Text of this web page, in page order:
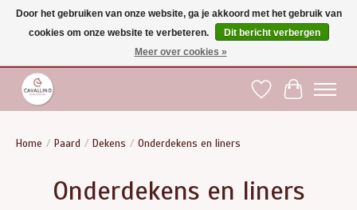
Gratis verzending vanaf €75 binnen BE - vanaf €100 naar EU | Voor 17:00 besteld is
dezelfde dag verzonden | Klantendienst: +32 (0)51 21 27 00 |
Verlanglijst
Home / Paard / Dekens / Onderdekens en liners
Onderdekens en liners
Door het gebruiken van onze website, ga je akkoord met het gebruik van
cookies om onze website te verbeteren.
Dit bericht verbergen
Meer over cookies »